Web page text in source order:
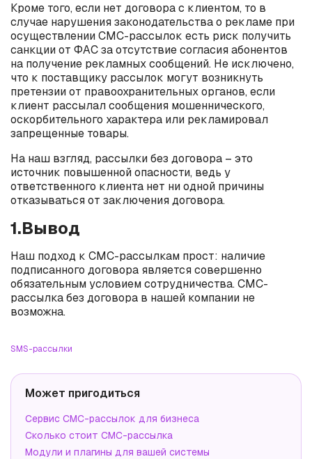
Кроме того, если нет договора с клиентом, то в
случае нарушения законодательства о рекламе при
осуществлении СМС-рассылок есть риск получить
санкции от ФАС за отсутствие согласия абонентов
на получение рекламных сообщений. Не исключено,
что к поставщику рассылок могут возникнуть
претензии от правоохранительных органов, если
клиент рассылал сообщения мошеннического,
оскорбительного характера или рекламировал
запрещенные товары.
На наш взгляд, рассылки без договора – это
источник повышенной опасности, ведь у
ответственного клиента нет ни одной причины
отказываться от заключения договора.
1.Вывод
Наш подход к СМС-рассылкам прост: наличие
подписанного договора является совершенно
обязательным условием сотрудничества. СМС-
рассылка без договора в нашей компании не
возможна.
SMS-рассылки
Может пригодиться
Сервис СМС-рассылок для бизнеса
Сколько стоит СМС-рассылка
Модули и плагины для вашей системы